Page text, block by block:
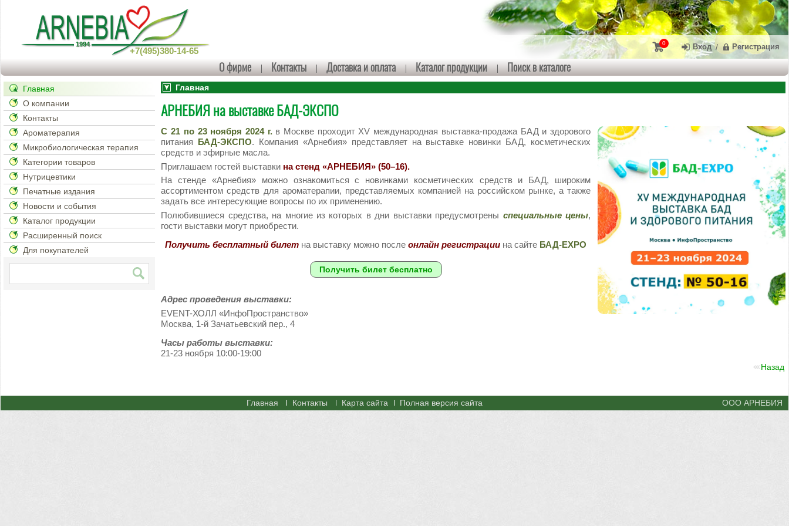
+7(495)380-14-65
О фирме Контакты Доставка и оплата Каталог продукции Поиск в каталоге
0 Вход / Регистрация
Главная
АРНЕБИЯ на выставке БАД-ЭКСПО
С 21 по 23 ноября 2024 г.в Москве проходит XV международная выставка-продажа БАД и здорового
питания БАД-ЭКСПО. Компания «Арнебия» представляет на выставке новинки БАД, косметических
средств и эфирные масла.
Приглашаем гостей выставки на стенд «АРНЕБИЯ» (50–16).
На стенде «Арнебия» можно ознакомиться с новинками косметических средств и БАД, широким
ассортиментом средств для ароматерапии, представляемых компанией на российском рынке, а также
задать все интересующие вопросы по их применению.
Полюбившиеся средства, на многие из которых в дни выставки предусмотрены специальные цены,
гости выставки могут приобрести.
Получить бесплатный билет на выставку можно послеонлайн регистрации на сайте БАД-EXPO
Получить билет бесплатно
Адрес проведения выставки:
EVENT-ХОЛЛ «ИнфоПространство»
Москва, 1-й Зачатьевский пер., 4
Часы работы выставки:
21-23 ноября 10:00-19:00
Назад
Главная
О компании
Контакты
Ароматерапия
Микробиологическая терапия
Категории товаров
Нутрицевтики
Печатные издания
Новости и события
Каталог продукции
Расширенный поиск
Для покупателей
Главная Контакты Карта сайта Полная версия сайта ООО АРНЕБИЯ